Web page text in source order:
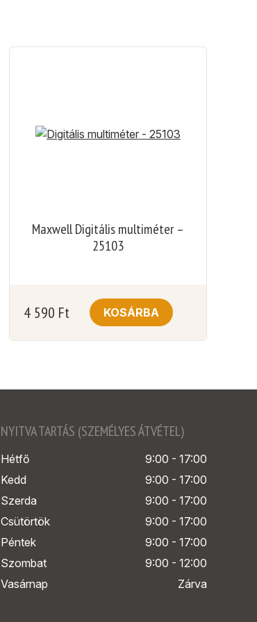
Maxwell Digitális multiméter –
25103
4 590 Ft KOSÁRBA
NYITVA TARTÁS (SZEMÉLYES ÁTVÉTEL)
Hétfő
9:00 - 17:00
Kedd
9:00 - 17:00
Szerda
9:00 - 17:00
Csütörtök
9:00 - 17:00
Péntek
9:00 - 17:00
Szombat
9:00 - 12:00
Vasárnap
Zárva